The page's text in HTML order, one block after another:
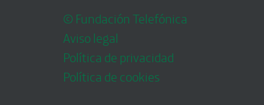
© Fundación Telefónica
Aviso legal
Política de privacidad
Política de cookies